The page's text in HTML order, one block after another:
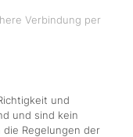
Verbindung per
und
und sind kein
Regelungen der